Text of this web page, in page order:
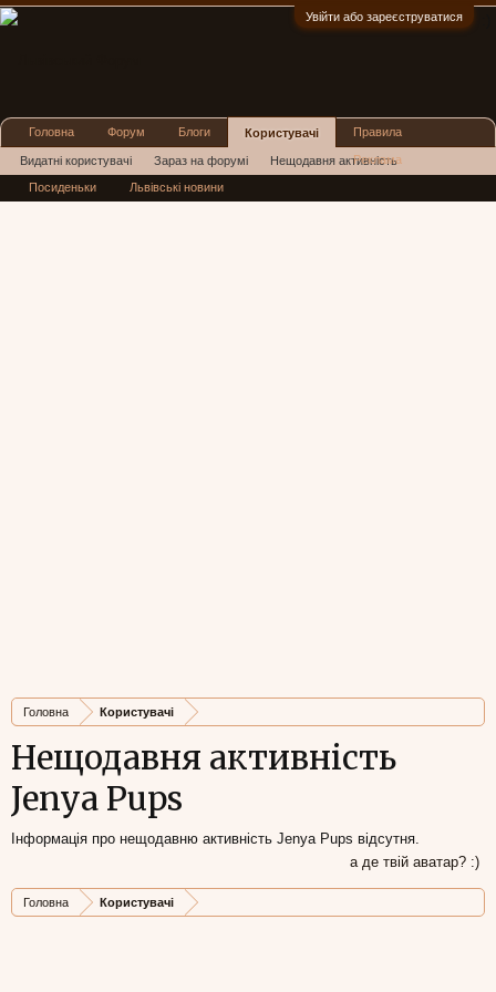
Увійти або зареєструватися
Головна Користувачі
Нещодавня активність
Jenya Pups
Інформація про нещодавню активність Jenya Pups відсутня.
а де твій аватар? :)
Головна Користувачі
Головна Форум Блоги Користувачі
Видатні користувачі Зараз на форумі Нещодавня активність
Нові повідомлення профілю
Правила
Реклама
Посиденьки Львівські новини